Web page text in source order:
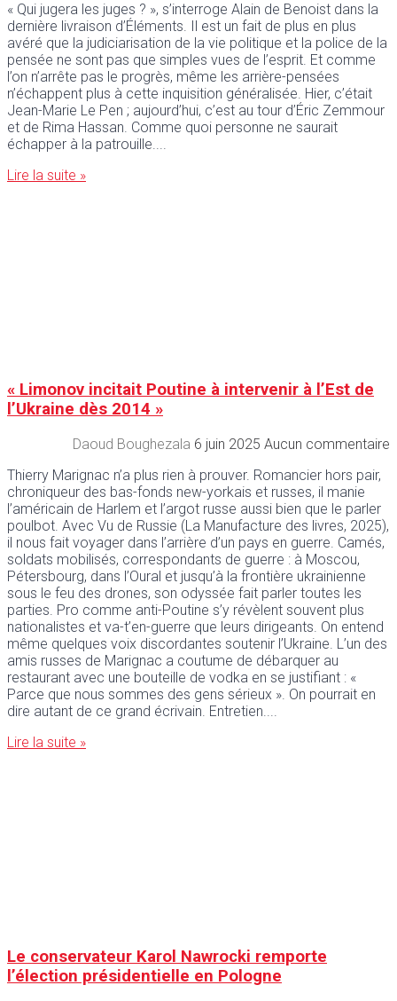
« Qui jugera les juges ? », s’interroge Alain de Benoist dans la
dernière livraison d’Éléments. Il est un fait de plus en plus
avéré que la judiciarisation de la vie politique et la police de la
pensée ne sont pas que simples vues de l’esprit. Et comme
l’on n’arrête pas le progrès, même les arrière-pensées
n’échappent plus à cette inquisition généralisée. Hier, c’était
Jean-Marie Le Pen ; aujourd’hui, c’est au tour d’Éric Zemmour
et de Rima Hassan. Comme quoi personne ne saurait
échapper à la patrouille.
Lire la suite »
« Limonov incitait Poutine à intervenir à l’Est de
l’Ukraine dès 2014 »
Daoud Boughezala 6 juin 2025 Aucun commentaire
Thierry Marignac n’a plus rien à prouver. Romancier hors pair,
chroniqueur des bas-fonds new-yorkais et russes, il manie
l’américain de Harlem et l’argot russe aussi bien que le parler
poulbot. Avec Vu de Russie (La Manufacture des livres, 2025),
il nous fait voyager dans l’arrière d’un pays en guerre. Camés,
soldats mobilisés, correspondants de guerre : à Moscou,
Pétersbourg, dans l’Oural et jusqu’à la frontière ukrainienne
sous le feu des drones, son odyssée fait parler toutes les
parties. Pro comme anti-Poutine s’y révèlent souvent plus
nationalistes et va-t’en-guerre que leurs dirigeants. On entend
même quelques voix discordantes soutenir l’Ukraine. L’un des
amis russes de Marignac a coutume de débarquer au
restaurant avec une bouteille de vodka en se justifiant : «
Parce que nous sommes des gens sérieux ». On pourrait en
dire autant de ce grand écrivain. Entretien.
Lire la suite »
Le conservateur Karol Nawrocki remporte
l’élection présidentielle en Pologne